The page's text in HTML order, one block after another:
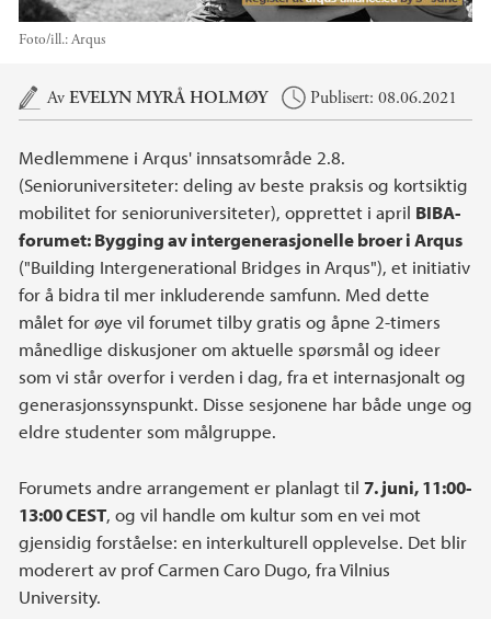
Foto/ill.:Arqus
Hovedinnhold
AvEVELYN MYRÅ HOLMØY Publisert: 08.06.2021
Medlemmene i Arqus' innsatsområde 2.8.
(Senioruniversiteter: deling av beste praksis og kortsiktig
mobilitet for senioruniversiteter), opprettet i april BIBA-
forumet: Bygging av intergenerasjonelle broer i Arqus
("Building Intergenerational Bridges in Arqus"), et initiativ
for å bidra til mer inkluderende samfunn. Med dette
målet for øye vil forumet tilby gratis og åpne 2-timers
månedlige diskusjoner om aktuelle spørsmål og ideer
som vi står overfor i verden i dag, fra et internasjonalt og
generasjonssynspunkt. Disse sesjonene har både unge og
eldre studenter som målgruppe.
Forumets andre arrangement er planlagt til 7. juni, 11:00-
13:00 CEST, og vil handle om kultur som en vei mot
gjensidig forståelse: en interkulturell opplevelse. Det blir
moderert av prof Carmen Caro Dugo, fra Vilnius
University.